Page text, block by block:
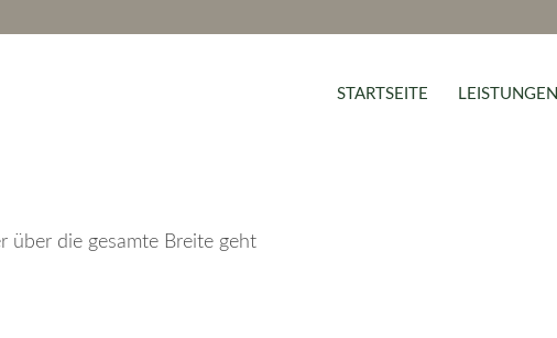
STARTSEITE LEISTUNGEN
über die gesamte Breite geht